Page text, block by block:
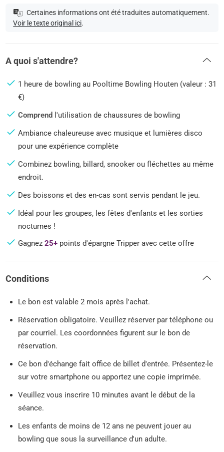
Certaines informations ont été traduites automatiquement.
Voir le texte original ici.
A quoi s'attendre?
1 heure de bowling au Pooltime Bowling Houten (valeur : 31
€)
Comprend l'utilisation de chaussures de bowling
Ambiance chaleureuse avec musique et lumières disco
pour une expérience complète
Combinez bowling, billard, snooker ou fléchettes au même
endroit.
Des boissons et des en-cas sont servis pendant le jeu.
Idéal pour les groupes, les fêtes d'enfants et les sorties
nocturnes !
Gagnez25+ points d'épargne Tripper avec cette offre
Conditions
Le bon est valable 2 mois après l'achat.
Réservation obligatoire. Veuillez réserver par téléphone ou
par courriel. Les coordonnées figurent sur le bon de
réservation.
Ce bon d'échange fait office de billet d'entrée. Présentez-le
sur votre smartphone ou apportez une copie imprimée.
Veuillez vous inscrire 10 minutes avant le début de la
séance.
Les enfants de moins de 12 ans ne peuvent jouer au
bowling que sous la surveillance d'un adulte.